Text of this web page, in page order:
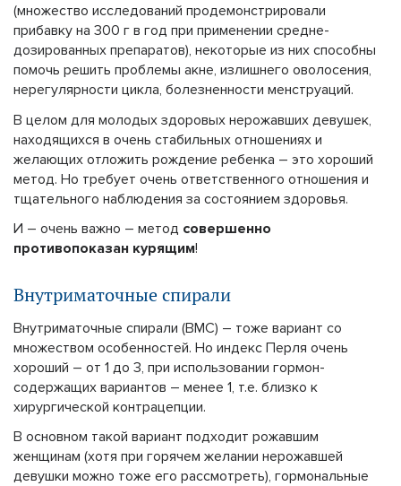
(множество исследований продемонстрировали
прибавку на 300 г в год при применении средне-
дозированных препаратов), некоторые из них способны
помочь решить проблемы акне, излишнего оволосения,
нерегулярности цикла, болезненности менструаций.
В целом для молодых здоровых нерожавших девушек,
находящихся в очень стабильных отношениях и
желающих отложить рождение ребенка – это хороший
метод. Но требует очень ответственного отношения и
тщательного наблюдения за состоянием здоровья.
И – очень важно – метод совершенно
противопоказан курящим!
Внутриматочные спирали
Внутриматочные спирали (ВМС) – тоже вариант со
множеством особенностей. Но индекс Перля очень
хороший – от 1 до 3, при использовании гормон-
содержащих вариантов – менее 1, т.е. близко к
хирургической контрацепции.
В основном такой вариант подходит рожавшим
женщинам (хотя при горячем желании нерожавшей
девушки можно тоже его рассмотреть), гормональные